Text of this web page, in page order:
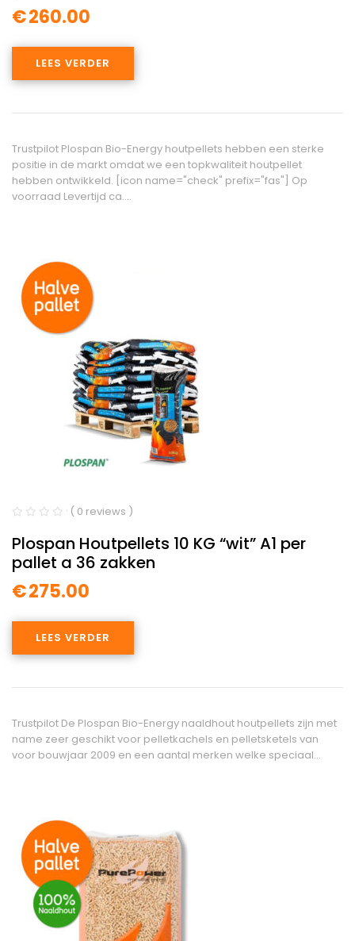
€260.00
LEES VERDER
Trustpilot Plospan Bio-Energy houtpellets hebben een sterke
positie in de markt omdat we een topkwaliteit houtpellet
hebben ontwikkeld. [icon name="check" prefix="fas"] Op
voorraad Levertijd ca.…
( 0 reviews )
Plospan Houtpellets 10 KG “wit” A1 per
pallet a 36 zakken
€275.00
LEES VERDER
Trustpilot De Plospan Bio-Energy naaldhout houtpellets zijn met
name zeer geschikt voor pelletkachels en pelletsketels van
voor bouwjaar 2009 en een aantal merken welke speciaal…